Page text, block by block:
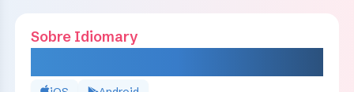
Sobre Idiomary